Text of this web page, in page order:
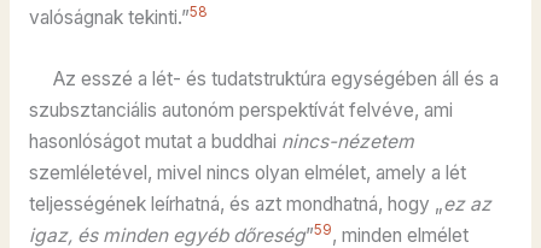
valóságnak tekinti.”58
Az esszé a lét- és tudatstruktúra egységében áll és a
szubsztanciális autonóm perspektívát felvéve, ami
hasonlóságot mutat a buddhai nincs-nézetem
szemléletével, mivel nincs olyan elmélet, amely a lét
teljességének leírhatná, és azt mondhatná, hogy „ez az
igaz, és minden egyéb dőreség”59, minden elmélet